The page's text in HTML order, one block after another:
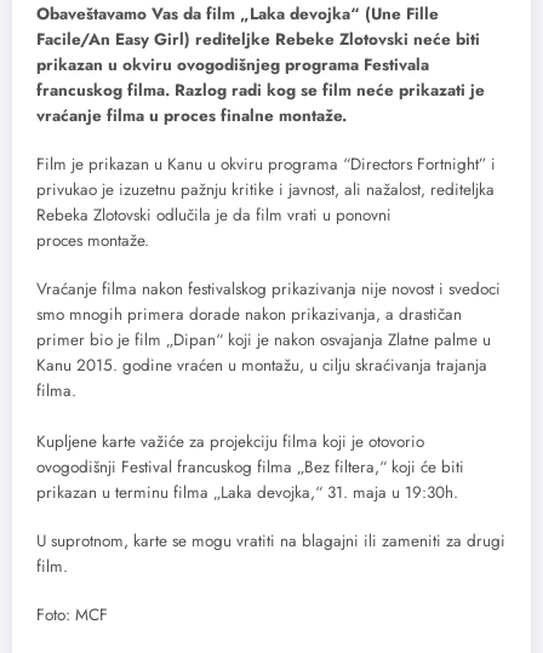
Obaveštavamo Vas da film „Laka devojka“ (Une Fille
Facile/An Easy Girl) rediteljke Rebeke Zlotovski neće biti
prikazan u okviru ovogodišnjeg programa Festivala
francuskog filma. Razlog radi kog se film neće prikazati je
vraćanje filma u proces finalne montaže.
Film je prikazan u Kanu u okviru programa “Directors Fortnight” i
privukao je izuzetnu pažnju kritike i javnost, ali nažalost, rediteljka
Rebeka Zlotovski odlučila je da film vrati u ponovni
proces montaže.
Vraćanje filma nakon festivalskog prikazivanja nije novost i svedoci
smo mnogih primera dorade nakon prikazivanja, a drastičan
primer bio je film „Dipan“ koji je nakon osvajanja Zlatne palme u
Kanu 2015. godine vraćen u montažu, u cilju skraćivanja trajanja
filma.
Kupljene karte važiće za projekciju filma koji je otovorio
ovogodišnji Festival francuskog filma „Bez filtera,“ koji će biti
prikazan u terminu filma „Laka devojka,“ 31. maja u 19:30h.
U suprotnom, karte se mogu vratiti na blagajni ili zameniti za drugi
film.
Foto: MCF